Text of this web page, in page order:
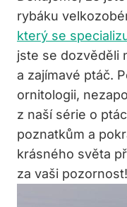
rybáku
který se
jste se dozvěděli
a zajímavé ptáč.
ornitologii,
z naší série o
poznatkům a
krásného světa
za vaši pozornost!